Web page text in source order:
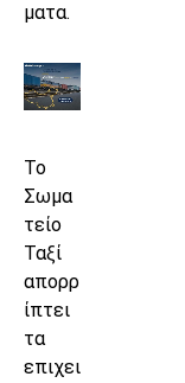
ματα.
Το
Σωμα
τείο
Ταξί
απορρ
ίπτει
τα
επιχει